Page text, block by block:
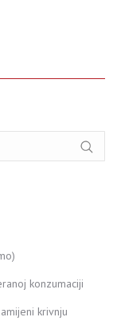
konzumaciji
krivnju